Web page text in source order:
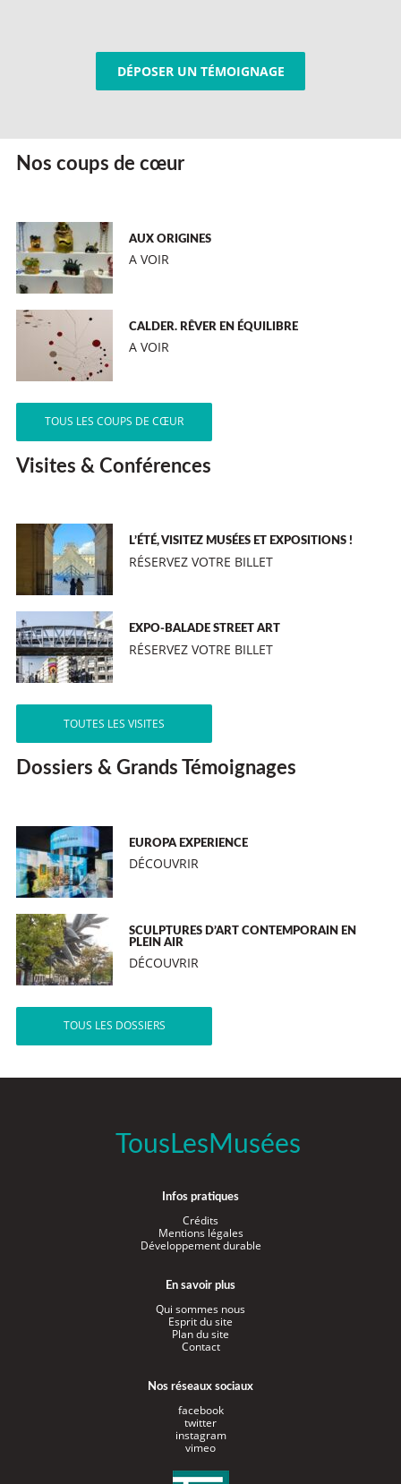
DÉPOSER UN TÉMOIGNAGE
Nos coups de cœur
AUX ORIGINES
A VOIR
CALDER. RÊVER EN ÉQUILIBRE
A VOIR
TOUS LES COUPS DE CŒUR
Visites & Conférences
L’ÉTÉ, VISITEZ MUSÉES ET EXPOSITIONS !
RÉSERVEZ VOTRE BILLET
EXPO-BALADE STREET ART
RÉSERVEZ VOTRE BILLET
TOUTES LES VISITES
Dossiers & Grands Témoignages
EUROPA EXPERIENCE
DÉCOUVRIR
SCULPTURES D’ART CONTEMPORAIN EN
PLEIN AIR
DÉCOUVRIR
TOUS LES DOSSIERS
TousLesMusées
Infos pratiques
Crédits
Mentions légales
Développement durable
En savoir plus
Qui sommes nous
Esprit du site
Plan du site
Contact
Nos réseaux sociaux
facebook
twitter
instagram
vimeo